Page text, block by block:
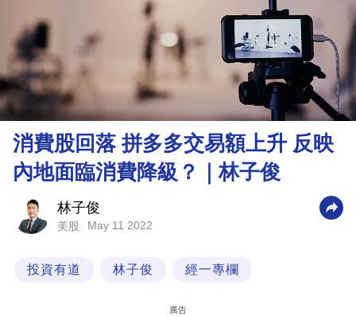
理
財
商
科
消費股回落 拼多多交易額上升 反映
內地面臨消費降級？｜林子俊
林子俊
美股 May 11 2022
投資有道 林子俊 經一專欄
廣告